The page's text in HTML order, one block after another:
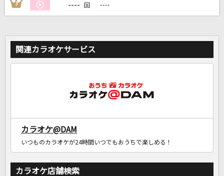
3 ---- 回 ----
関連カラオケサービス
カラオケ@DAM
いつものカラオケが24時間いつでもおうちで楽しめる！
カラオケ店舗検索